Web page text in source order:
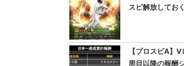
スピ解放してお
【プロスピA】
周目以降の報酬